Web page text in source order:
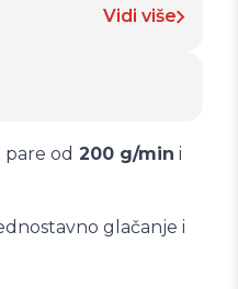
Vidi više
od 200 g/min i
glačanje i